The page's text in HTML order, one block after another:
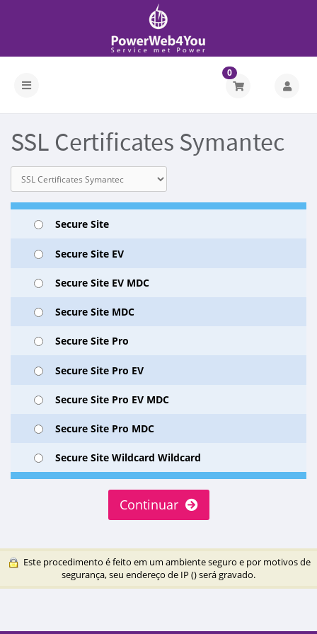
0
SSL Certificates Symantec
Secure Site
Secure Site EV
Secure Site EV MDC
Secure Site MDC
Secure Site Pro
Secure Site Pro EV
Secure Site Pro EV MDC
Secure Site Pro MDC
Secure Site Wildcard Wildcard
Continuar
Este procedimento é feito em um ambiente seguro e por motivos de
segurança, seu endereço de IP () será gravado.